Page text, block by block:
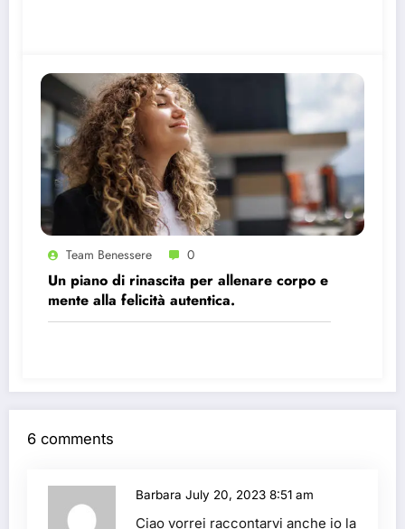
Team Benessere 0
Un piano di rinascita per allenare corpo e
mente alla felicità autentica.
6 comments
Barbara July 20, 2023 8:51 am
Ciao vorrei raccontarvi anche io la